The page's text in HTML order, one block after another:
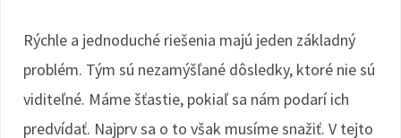
Rýchle a jednoduché riešenia majú jeden základný
problém. Tým sú nezamýšľané dôsledky, ktoré nie sú
viditeľné. Máme šťastie, pokiaľ sa nám podarí ich
predvídať. Najprv sa o to však musíme snažiť. V tejto